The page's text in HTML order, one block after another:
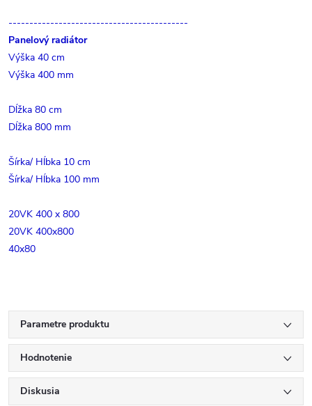
-------------------------------------------
Panelový radiátor
Výška 40 cm
Výška 400 mm
Dĺžka 80 cm
Dĺžka 800 mm
Šírka/ Hĺbka 10 cm
Šírka/ Hĺbka 100 mm
20VK 400 x 800
20VK 400x800
40x80
Parametre produktu
Hodnotenie
Diskusia